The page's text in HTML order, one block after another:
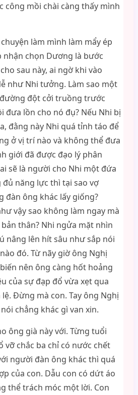
công mồi chài càng thấy mình
làm mình làm mẩy ép
nhận chọn Dương là bước
sau này, ai ngờ khi vào
như Nhi tưởng. Làm sao một
đột cởi truồng trước
đưa lồn cho nó đụ? Nếu Nhi bị
đằng này Nhi quá tỉnh táo để
ở vị trí nào và không thể đưa
giới đã được đạo lý phân
sẽ là người cho Nhi một đứa
đủ năng lực thì tại sao vợ
đàn ông khác lấy giống?
vậy sao không làm ngay mà
thân? Nhi ngửa mặt nhìn
nâng lên hít sâu như sắp nói
đó. Từ nãy giờ ông Nghị
nên ông càng hốt hoảng
của sự đạp đổ vừa xẹt qua
Đừng mà con. Tay ông Nghị
chẳng khác gì van xin.
ông già này với. Từng tuổi
vỡ chắc ba chỉ có nước chết
người đàn ông khác thì quá
của con. Dẫu con có dứt áo
thể trách móc một lời. Con